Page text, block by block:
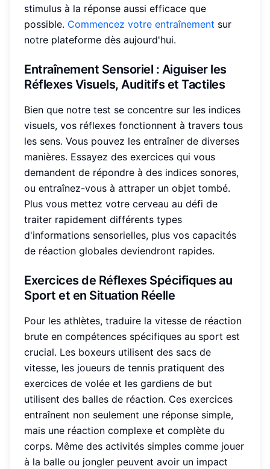
stimulus à la réponse aussi efficace que
possible. Commencez votre entraînement sur
notre plateforme dès aujourd'hui.
Entraînement Sensoriel : Aiguiser les
Réflexes Visuels, Auditifs et Tactiles
Bien que notre test se concentre sur les indices
visuels, vos réflexes fonctionnent à travers tous
les sens. Vous pouvez les entraîner de diverses
manières. Essayez des exercices qui vous
demandent de répondre à des indices sonores,
ou entraînez-vous à attraper un objet tombé.
Plus vous mettez votre cerveau au défi de
traiter rapidement différents types
d'informations sensorielles, plus vos capacités
de réaction globales deviendront rapides.
Exercices de RéflexesSpécifiques au
Sport et en Situation Réelle
Pour les athlètes, traduire la vitesse de réaction
brute en compétences spécifiques au sport est
crucial. Les boxeurs utilisent des sacs de
vitesse, les joueurs de tennis pratiquent des
exercices de volée et les gardiens de but
utilisent des balles de réaction. Ces exercices
entraînent non seulement une réponse simple,
mais une réaction complexe et complète du
corps. Même des activités simples comme jouer
à la balle ou jongler peuvent avoir un impact